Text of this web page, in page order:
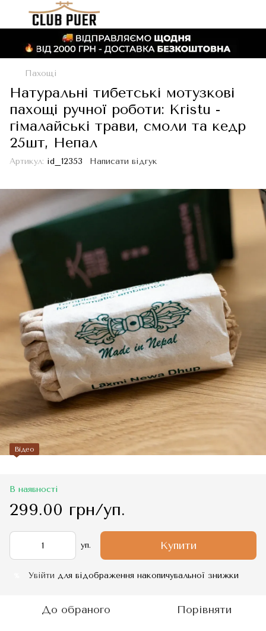
Пахощі
Натуральні тибетські мотузкові
пахощі ручної роботи: Kristu -
гімалайські трави, смоли та кедр
25шт, Непал
Артикул: id_12353 Написати відгук
Відео
В наявності
299.00 грн/уп.
уп. Купити
Увійти для відображення накопичувальної знижки
До обраного Порівняти